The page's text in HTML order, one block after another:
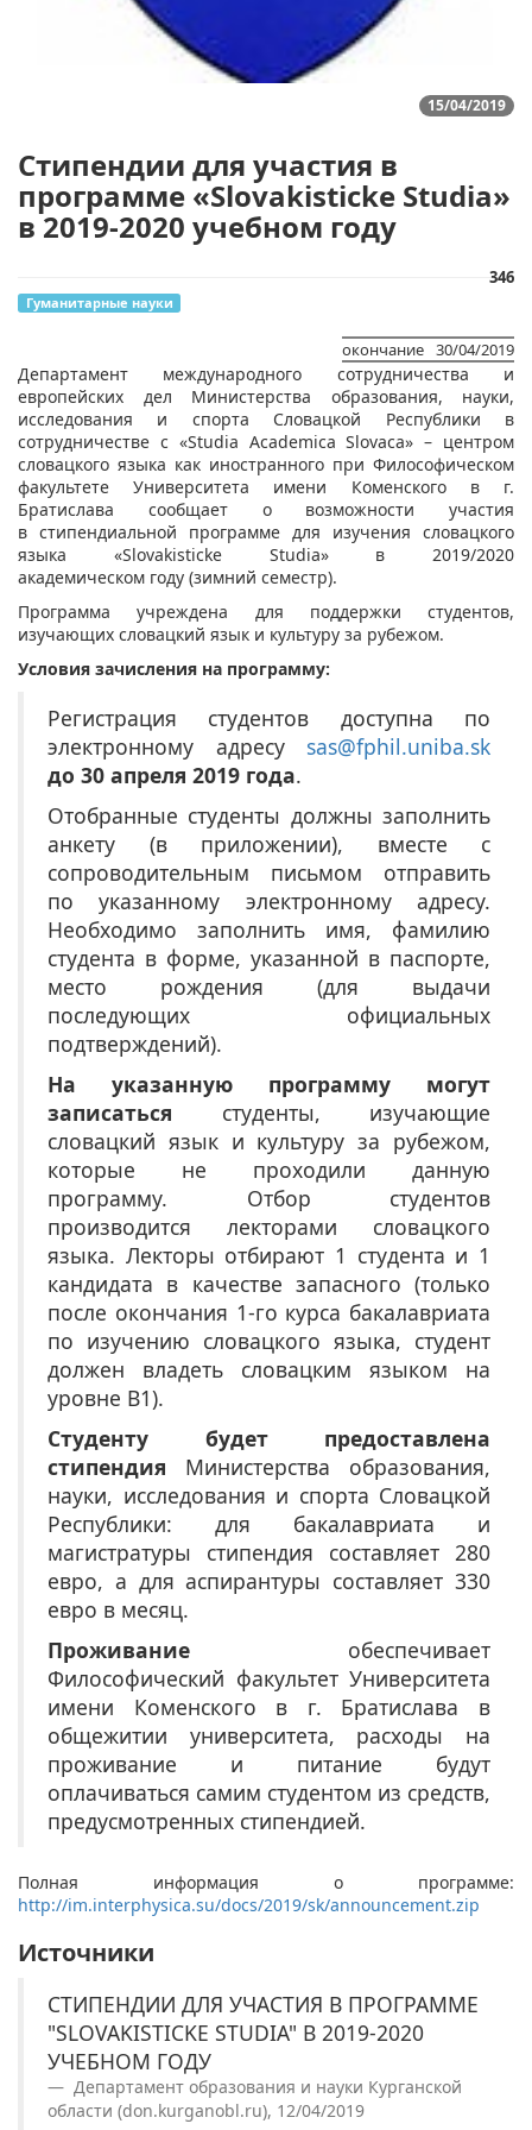
15/04/2019
Стипендии для участия в
программе «Slovakisticke Studia»
в 2019-2020 учебном году
346
Гуманитарные науки
окончание 30/04/2019
​Департамент международного сотрудничества и
европейских дел Министерства образования, науки,
исследования и спорта Словацкой Республики в
сотрудничестве с «Studia Academica Slovaca» – центром
словацкого языка как иностранного при Философическом
факультете Университета имени Коменского в г.
Братислава сообщает о возможности участия
в стипендиальной программе для изучения словацкого
языка «Slovakisticke Studia» в 2019/2020
академическом году (зимний семестр).
Программа учреждена для поддержки студентов,
изучающих словацкий язык и культуру за рубежом.
Условия зачисления на программу:
Регистрация студентов доступна по
электронному адресу sas@fphil.uniba.sk
до 30 апреля 2019 года.
Отобранные студенты должны заполнить
анкету (в приложении), вместе с
сопроводительным письмом отправить
по указанному электронному адресу.
Необходимо заполнить имя, фамилию
студента в форме, указанной в паспорте,
место рождения (для выдачи
последующих официальных
подтверждений).
На указанную программу могут
записаться студенты, изучающие
словацкий язык и культуру за рубежом,
которые не проходили данную
программу. Отбор студентов
производится лекторами словацкого
языка. Лекторы отбирают 1 студента и 1
кандидата в качестве запасного (только
после окончания 1-го курса бакалавриата
по изучению словацкого языка, студент
должен владеть словацким языком на
уровне B1).
Студенту будет предоставлена
стипендия Министерства образования,
науки, исследования и спорта Словацкой
Республики: для бакалавриата и
магистратуры стипендия составляет 280
евро, а для аспирантуры составляет 330
евро в месяц.
Проживание обеспечивает
Философический факультет Университета
имени Коменского в г. Братислава в
общежитии университета, расходы на
проживание и питание будут
оплачиваться самим студентом из средств,
предусмотренных стипендией.
Полная информация о программе:
http://im.interphysica.su/docs/2019/sk/announcement.zip
Источники
СТИПЕНДИИ ДЛЯ УЧАСТИЯ В ПРОГРАММЕ
"SLOVAKISTICKE STUDIA" В 2019-2020
УЧЕБНОМ ГОДУ
Департамент образования и науки Курганской
области (don.kurganobl.ru), 12/04/2019